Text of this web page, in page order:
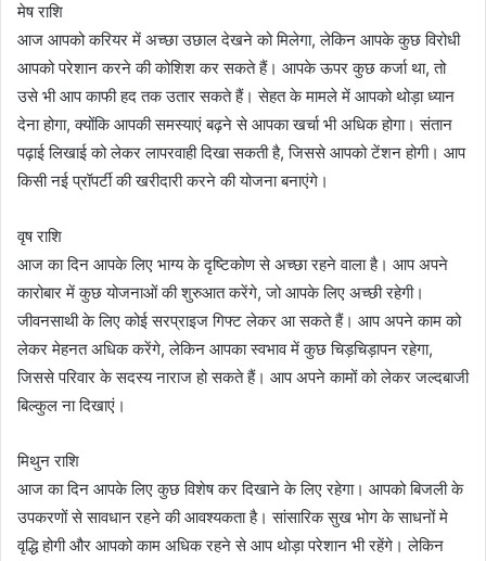
मेष राशि
आज आपको करियर में अच्छा उछाल देखने को मिलेगा, लेकिन आपके कुछ विरोधी
आपको परेशान करने की कोशिश कर सकते हैं। आपके ऊपर कुछ कर्जा था, तो
उसे भी आप काफी हद तक उतार सकते हैं। सेहत के मामले में आपको थोड़ा ध्यान
देना होगा, क्योंकि आपकी समस्याएं बढ़ने से आपका खर्चा भी अधिक होगा। संतान
पढ़ाई लिखाई को लेकर लापरवाही दिखा सकती है, जिससे आपको टेंशन होगी। आप
किसी नई प्रॉपर्टी की खरीदारी करने की योजना बनाएंगे।
वृष राशि
आज का दिन आपके लिए भाग्य के दृष्टिकोण से अच्छा रहने वाला है। आप अपने
कारोबार में कुछ योजनाओं की शुरुआत करेंगे, जो आपके लिए अच्छी रहेगी।
जीवनसाथी के लिए कोई सरप्राइज गिफ्ट लेकर आ सकते हैं। आप अपने काम को
लेकर मेहनत अधिक करेंगे, लेकिन आपका स्वभाव में कुछ चिड़चिड़ापन रहेगा,
जिससे परिवार के सदस्य नाराज हो सकते हैं। आप अपने कामों को लेकर जल्दबाजी
बिल्कुल ना दिखाएं।
मिथुन राशि
आज का दिन आपके लिए कुछ विशेष कर दिखाने के लिए रहेगा। आपको बिजली के
उपकरणों से सावधान रहने की आवश्यकता है। सांसारिक सुख भोग के साधनों मे
वृद्धि होगी और आपको काम अधिक रहने से आप थोड़ा परेशान भी रहेंगे। लेकिन